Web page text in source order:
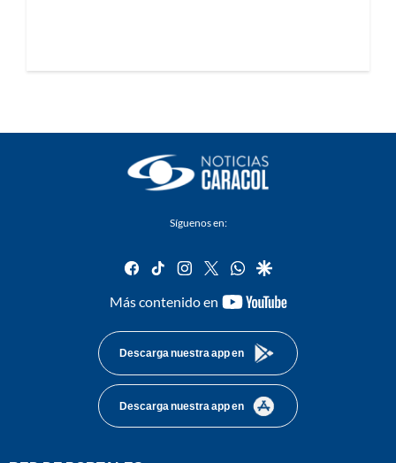
Síguenos en:
facebook
tiktok instagram
twitterwhatsapp
google
Más contenido en
youtube-
Descarga nuestra app en
Descarga nuestra app en